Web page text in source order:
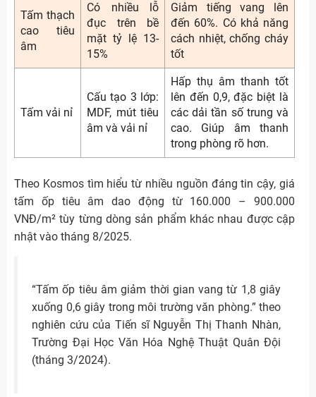
Tấm thạch
cao tiêu
âm
Có nhiều lỗ
đục trên bề
mặt tỷ lệ 13-
15%
Giảm tiếng vang lên
đến 60%. Có khả năng
cách nhiệt, chống cháy
tốt
Tấm vải nỉ
Cấu tạo 3 lớp:
MDF, mút tiêu
âm và vải nỉ
Hấp thụ âm thanh tốt
lên đến 0,9, đặc biệt là
các dải tần số trung và
cao. Giúp âm thanh
trong phòng rõ hơn.
Theo Kosmos tìm hiểu từ nhiều nguồn đáng tin cậy, giá
tấm ốp tiêu âm dao động từ 160.000 – 900.000
VNĐ/m² tùy từng dòng sản phẩm khác nhau được cập
nhật vào tháng 8/2025.
“Tấm ốp tiêu âm giảm thời gian vang từ 1,8 giây
xuống 0,6 giây trong môi trường văn phòng.” theo
nghiên cứu của Tiến sĩ Nguyễn Thị Thanh Nhàn,
Trường Đại Học Văn Hóa Nghệ Thuật Quân Đội
(tháng 3/2024).